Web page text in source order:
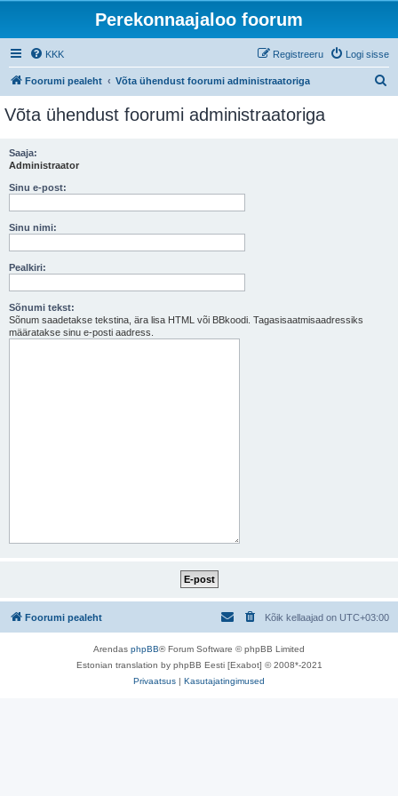
Perekonnaajaloo foorum
KKK Logi sisse
Registreeru
Foorumi pealeht Võta ühendust foorumi administraatoriga
Võta ühendust foorumi administraatoriga
Saaja:
Administraator
Sinu e-post:
Sinu nimi:
Pealkiri:
Sõnumi tekst:
Sõnum saadetakse tekstina, ära lisa HTML või BBkoodi. Tagasisaatmisaadressiks
määratakse sinu e-posti aadress.
Foorumi pealeht Kõik kellaajad on UTC+03:00
Arendas phpBB® Forum Software © phpBB Limited
Estonian translation by phpBB Eesti [Exabot] © 2008*-2021
Privaatsus | Kasutajatingimused